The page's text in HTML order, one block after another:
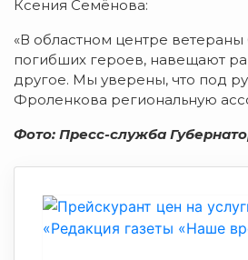
Ксения Семёнова:
«В областном центре
погибших героев, навещают
другое. Мы уверены, что под
Фроленкова региональную
Фото: Пресс-служба